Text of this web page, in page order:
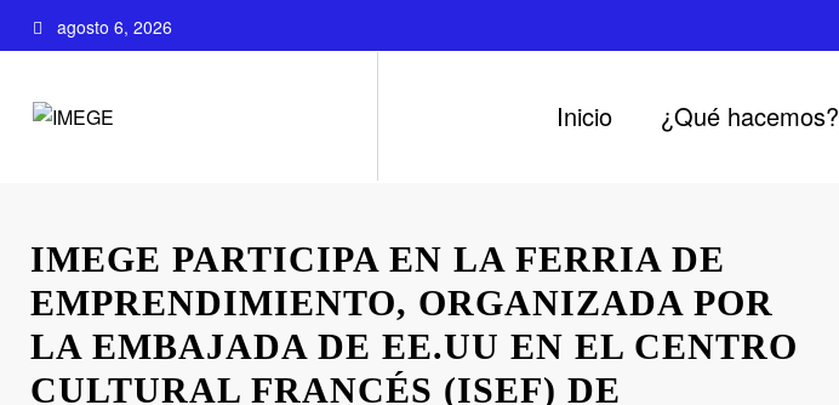
al
agosto 6, 2026
Inicio ¿Qué hacemos?
IMEGE PARTICIPA EN LA FERRIA DE
EMPRENDIMIENTO, ORGANIZADA POR
LA EMBAJADA DE EE.UU EN EL CENTRO
CULTURAL FRANCÉS (ISEF) DE